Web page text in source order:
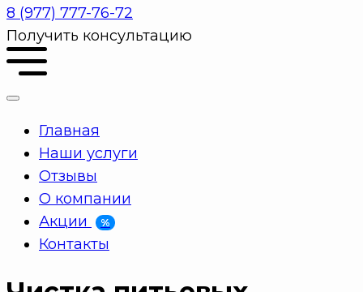
8 (977) 777-76-72
Получить консультацию
Главная
Наши услуги
Отзывы
О компании
Акции
%
Контакты